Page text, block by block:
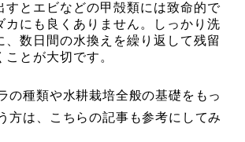
すとエビなどの甲殻類には致命的で
カにも良くありません。しっかり洗
、数日間の水換えを繰り返して残留
ことが大切です。
の種類や水耕栽培全般の基礎をもっ
方は、こちらの記事も参考にしてみ